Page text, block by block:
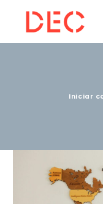
Iniciar